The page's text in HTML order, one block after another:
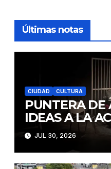
Últimas notas
CIUDAD CULTURA
PUNTERA DE
IDEAS A LA
JUL 30, 2026